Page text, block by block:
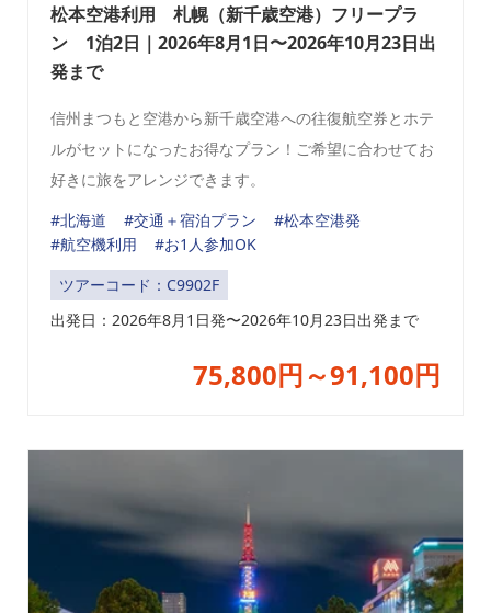
松本空港利用 札幌（新千歳空港）フリープラ
ン 1泊2日｜2026年8月1日〜2026年10月23日出
発まで
信州まつもと空港から新千歳空港への往復航空券とホテ
ルがセットになったお得なプラン！ご希望に合わせてお
好きに旅をアレンジできます。
#北海道
#交通＋宿泊プラン
#松本空港発
#航空機利用
#お1人参加OK
ツアーコード：C9902F
出発日： 2026年8月1日発〜2026年10月23日出発まで
75,800円～91,100円